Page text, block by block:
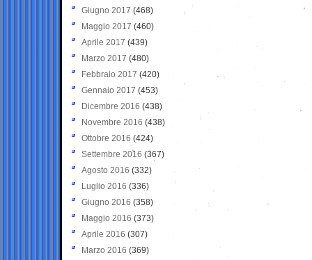
Giugno 2017 (468)
Maggio 2017 (460)
Aprile 2017 (439)
Marzo 2017 (480)
Febbraio 2017 (420)
Gennaio 2017 (453)
Dicembre 2016 (438)
Novembre 2016 (438)
Ottobre 2016 (424)
Settembre 2016 (367)
Agosto 2016 (332)
Luglio 2016 (336)
Giugno 2016 (358)
Maggio 2016 (373)
Aprile 2016 (307)
Marzo 2016 (369)